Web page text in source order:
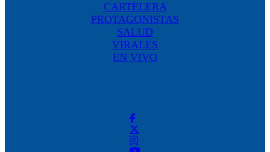
CARTELERA
PROTAGONISTAS
SALUD
VIRALES
EN VIVO